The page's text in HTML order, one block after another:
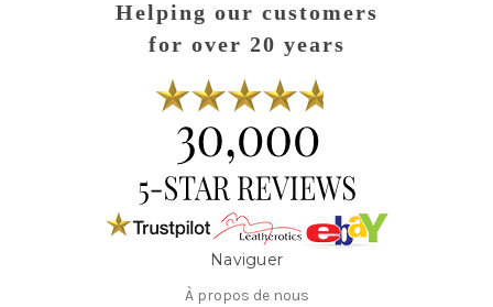
Helping our customers
for over 20 years
Naviguer
À propos de nous